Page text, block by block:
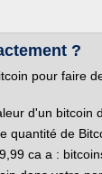
?
pour faire
d'un bitcoin
quantité de
ca a :